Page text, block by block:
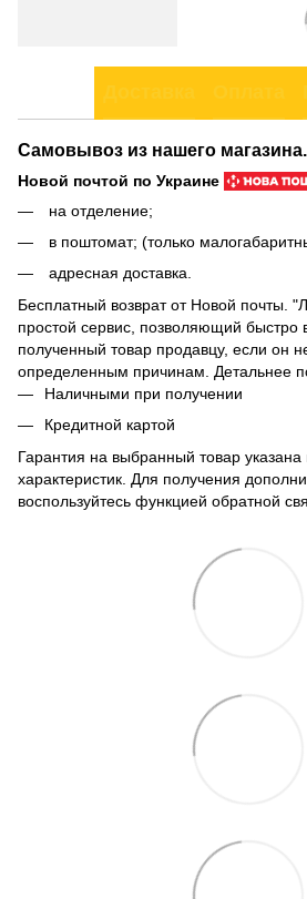
Самовывоз из нашего магазина.
Новой почтой по Украине
на отделение;
в поштомат; (только
адресная доставка.
Бесплатный возврат от Новой почты.
простой сервис, позволяющий быстро
полученный товар продавцу, если он
определенным причинам. Детальнее
Наличными при получении
Кредитной картой
Гарантия на выбранный товар указана
характеристик. Для получения
воспользуйтесь функцией обратной